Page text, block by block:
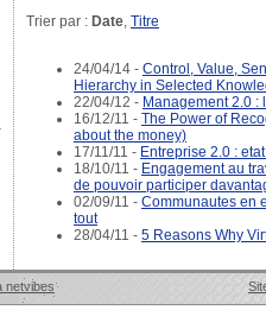
Trier par : Date, Titre
24/04/14 - Control, Value,
Hierarchy in Selected
22/04/12 - Management 2.0 :
16/12/11 - The Power of
about the money)
17/11/11 - Entreprise 2.0 :
18/10/11 - Engagement au
de pouvoir participer
02/09/11 - Communautes en
tout
28/04/11 - 5 Reasons Why